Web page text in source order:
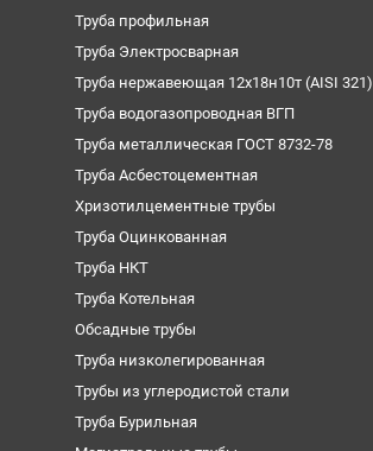
Труба профильная
Труба Электросварная
Труба нержавеющая 12х18н10т (AISI 321)
Труба водогазопроводная ВГП
Труба металлическая ГОСТ 8732-78
Труба Асбестоцементная
Хризотилцементные трубы
Труба Оцинкованная
Труба НКТ
Труба Котельная
Обсадные трубы
Труба низколегированная
Трубы из углеродистой стали
Труба Бурильная